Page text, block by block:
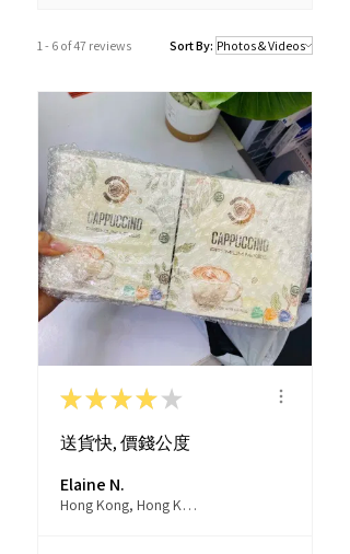
若果商品不幸出現沒有現貨或需要更長
或電話方式通知顧客。
1 - 6 of 47 reviews Sort By:
★★★★ ★
送貨快, 價錢公度
Elaine N.
Hong Kong, Hong Kong